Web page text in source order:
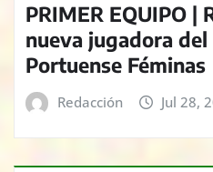
PRIMER EQUIPO |
nueva jugadora del
Portuense Féminas
Redacción Jul 28,